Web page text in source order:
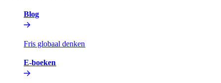
Blog​​
Fris globaal denken​​
E-boeken​​